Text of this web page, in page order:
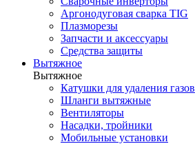
Аргонодуговая сварка TIG
Плазморезы
Запчасти и аксессуары
Средства защиты
Вытяжное
Вытяжное
Катушки для удаления газов
Шланги вытяжные
Вентиляторы
Насадки, тройники
Мобильные установки